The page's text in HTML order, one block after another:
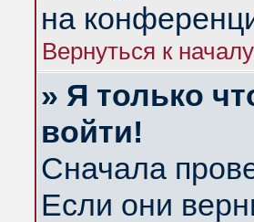
на
Вернуться к началу
» Я только
войти!
Сначала
Если они